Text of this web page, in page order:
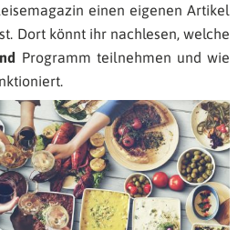
einen eigenen Artikel
Dort könnt ihr nachlesen, welche
Programm teilnehmen und wie